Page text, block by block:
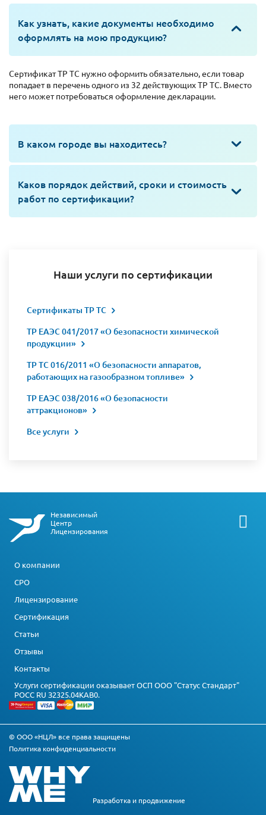
Как узнать, какие документы необходимо
оформлять на мою продукцию?
Сертификат ТР ТС нужно оформить обязательно, если товар
попадает в перечень одного из 32 действующих ТР ТС. Вместо
него может потребоваться оформление декларации.
В каком городе вы находитесь?
Каков порядок действий, сроки и стоимость
работ по сертификации?
Наши услуги по сертификации
Сертификаты ТР ТС
ТР ЕАЭС 041/2017 «О безопасности химической
продукции»
ТР ТС 016/2011 «О безопасности аппаратов,
работающих на газообразном топливе»
ТР ЕАЭС 038/2016 «О безопасности
аттракционов»
Все услуги
Независимый
Центр
Лицензирования
О компании
СРО
Лицензирование
Сертификация
Статьи
Отзывы
Контакты
Услуги сертификации оказывает ОСП ООО "Статус Стандарт"
РОСС RU З2325.04КАВ0.
© ООО «НЦЛ» все права защищены
Политика конфиденциальности
Разработка и продвижение